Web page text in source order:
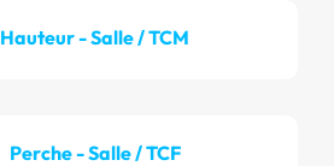
Hauteur - Salle / TCM
Perche - Salle / TCF